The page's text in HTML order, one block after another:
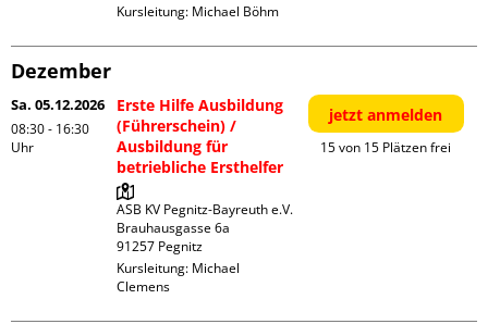
Kursleitung: Michael Böhm
Dezember
Sa. 05.12.2026
08:30 - 16:30
Uhr
Erste Hilfe Ausbildung
(Führerschein) /
Ausbildung für
betriebliche Ersthelfer
ASB KV Pegnitz-Bayreuth e.V.
Brauhausgasse 6a
Kursleitung: Michael
Clemens
jetzt anmelden
15 von 15 Plätzen frei